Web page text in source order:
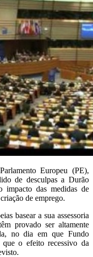
Europeu (PE),
de desculpas a Durão
das medidas de
de emprego.
basear a sua assessoria
provado ser altamente
no dia em que Fundo
o efeito recessivo da